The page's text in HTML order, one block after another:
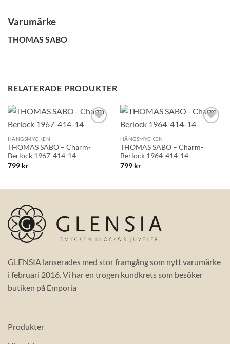
Varumärke
THOMAS SABO
RELATERADE PRODUKTER
HÄNGSMYCKEN
THOMAS SABO – Charm-
Berlock 1967-414-14
799 kr
HÄNGSMYCKEN
THOMAS SABO – Charm-
Berlock 1964-414-14
799 kr
GLENSIA lanserades med stor framgång som nytt varumärke
i februari 2016. Vi har en trogen kundkrets som besöker
butiken på Emporia
Produkter